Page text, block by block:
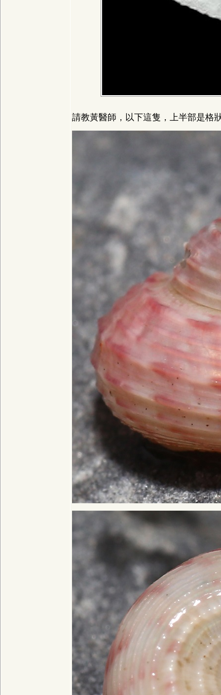
請教黃醫師，以下這隻，上半部是格